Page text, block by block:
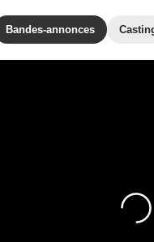
Bandes-annonces